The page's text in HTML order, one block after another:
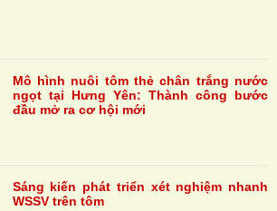
Mô hình nuôi tôm thẻ chân trắng nước
ngọt tại Hưng Yên: Thành công bước
đầu mở ra cơ hội mới
Sáng kiến phát triển xét nghiệm nhanh
WSSV trên tôm